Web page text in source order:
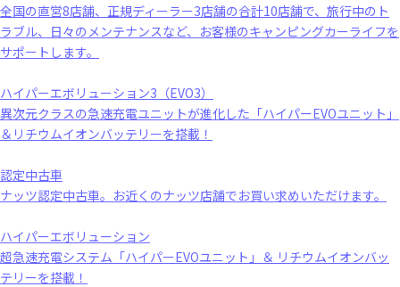
全国の直営8店舗、正規ディーラー3店舗の合計10店舗で、旅行中のト
ラブル、日々のメンテナンスなど、お客様のキャンピングカーライフを
サポートします。
ハイパーエボリューション3（EVO3）
異次元クラスの急速充電ユニットが進化した「ハイパーEVOユニット」
＆リチウムイオンバッテリーを搭載！
認定中古車
ナッツ認定中古車。お近くのナッツ店舗でお買い求めいただけます。
ハイパーエボリューション
超急速充電システム「ハイパーEVOユニット」＆ リチウムイオンバッ
テリーを搭載！